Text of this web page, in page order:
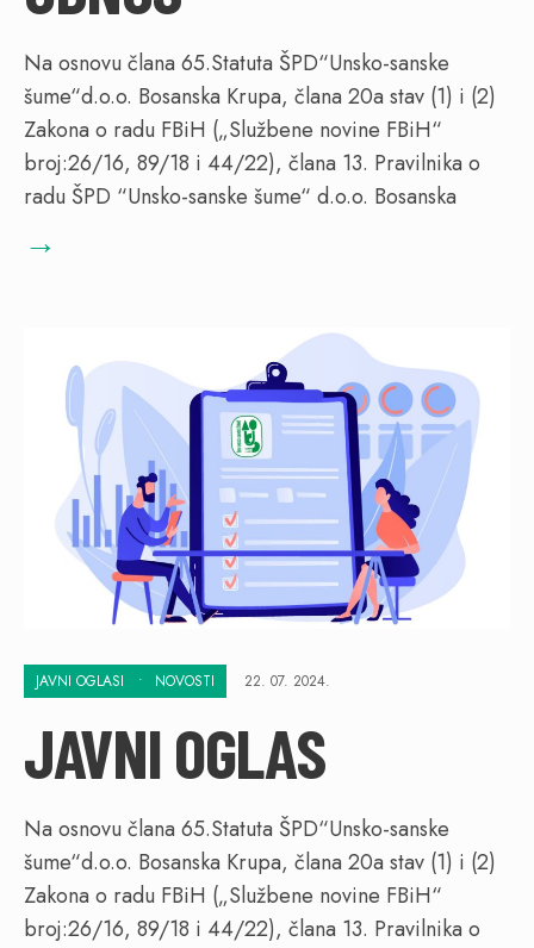
Na osnovu člana 65.Statuta ŠPD“Unsko-sanske
šume“d.o.o. Bosanska Krupa, člana 20a stav (1) i (2)
Zakona o radu FBiH („Službene novine FBiH“
broj:26/16, 89/18 i 44/22), člana 13. Pravilnika o
radu ŠPD “Unsko-sanske šume“ d.o.o. Bosanska
→
JAVNI OGLASI • NOVOSTI 22. 07. 2024.
JAVNI OGLAS
Na osnovu člana 65.Statuta ŠPD“Unsko-sanske
šume“d.o.o. Bosanska Krupa, člana 20a stav (1) i (2)
Zakona o radu FBiH („Službene novine FBiH“
broj:26/16, 89/18 i 44/22), člana 13. Pravilnika o